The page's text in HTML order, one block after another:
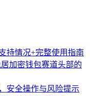
持情况+完整使用指南
加密钱包赛道头部的
安全操作与风险提示